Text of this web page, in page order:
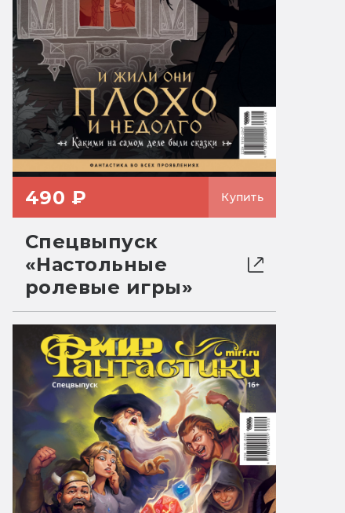
490 ₽ Купить
Спецвыпуск
«Настольные
ролевые игры»